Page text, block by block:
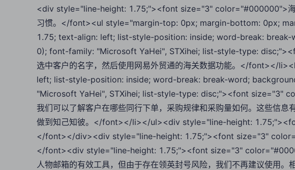
<div style="line-height: 1.75;"><font size="3" color="#000000">海
习惯。</font><ul style="margin-top: 0px; margin-bottom: 0px;
1.75; text-align: left; list-style-position: inside; word-break:
0); font-family: "Microsoft YaHei", STXihei; list-style-type:
选中客户的名字，然后使用网易外贸通的海关数据功能。</font></
left; list-style-position: inside; word-break: break-word;
"Microsoft YaHei", STXihei; list-style-type: disc;"><font size="3"
我们可以了解客户在哪些同行下单，采购规律和采购量如何。这些信息
做到知己知彼。</font></li></ul><div style="line-height:
</font></div><div style="line-height: 1.75;"><font size="3"
</font><div style="line-height: 1.75;"><font size="3"
人物邮箱的有效工具，但由于存在领英封号风险，我们不再建议使用。